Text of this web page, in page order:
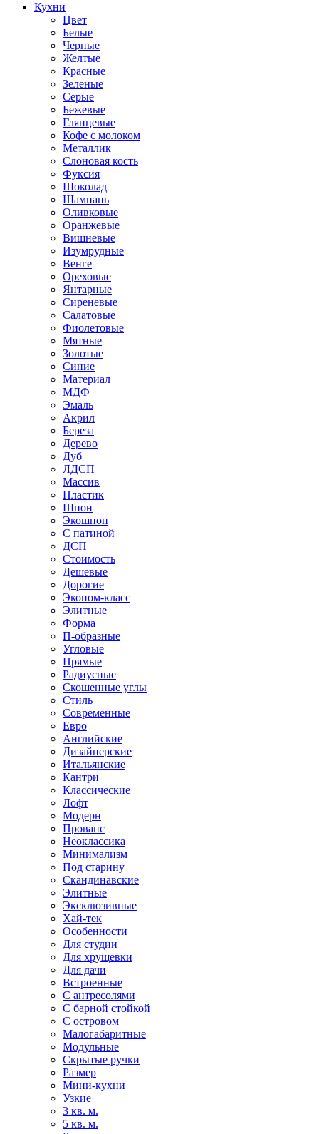
Кухни
Цвет
Белые
Черные
Желтые
Красные
Зеленые
Серые
Бежевые
Глянцевые
Кофе с молоком
Металлик
Слоновая кость
Фуксия
Шоколад
Шампань
Оливковые
Оранжевые
Вишневые
Изумрудные
Венге
Ореховые
Янтарные
Сиреневые
Салатовые
Фиолетовые
Мятные
Золотые
Синие
Материал
МДФ
Эмаль
Акрил
Береза
Дерево
Дуб
ЛДСП
Массив
Пластик
Шпон
Экошпон
С патиной
ДСП
Стоимость
Дешевые
Дорогие
Эконом-класс
Элитные
Форма
П-образные
Угловые
Прямые
Радиусные
Скошенные углы
Стиль
Современные
Евро
Английские
Дизайнерские
Итальянские
Кантри
Классические
Лофт
Модерн
Прованс
Неоклассика
Минимализм
Под старину
Скандинавские
Элитные
Эксклюзивные
Хай-тек
Особенности
Для студии
Для хрущевки
Для дачи
Встроенные
С антресолями
С барной стойкой
С островом
Малогабаритные
Модульные
Скрытые ручки
Размер
Мини-кухни
Узкие
3 кв. м.
5 кв. м.